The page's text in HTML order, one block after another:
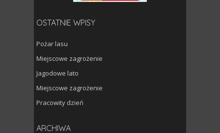
OSTATNIE WPISY
Pożar lasu
Miejscowe zagrożenie
Jagodowe lato
Miejscowe zagrożenie
Pracowity dzień
ARCHIWA
Archiwa